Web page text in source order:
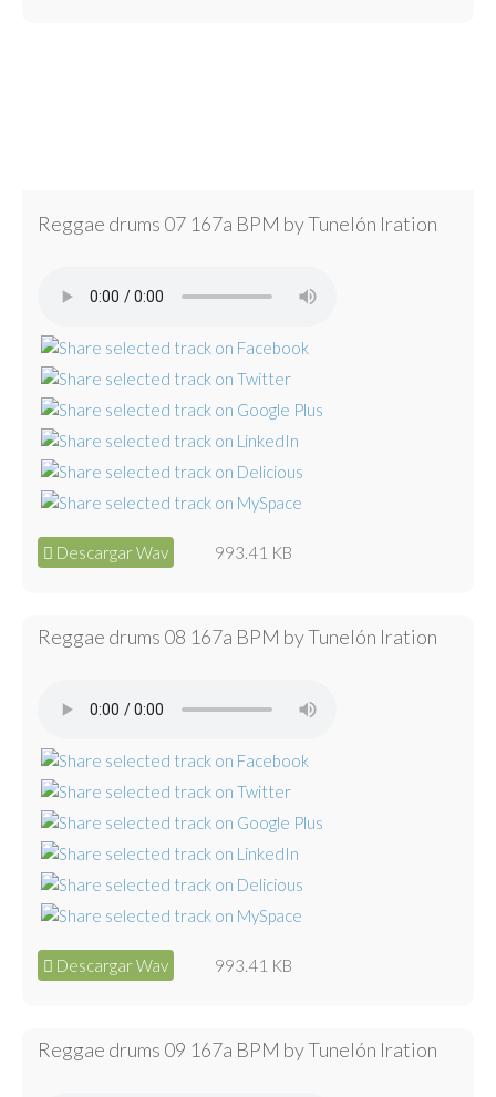
Reggae drums 07 167a BPM by Tunelón Iration
Descargar Wav 993.41 KB
Reggae drums 08 167a BPM by Tunelón Iration
Descargar Wav 993.41 KB
Reggae drums 09 167a BPM by Tunelón Iration